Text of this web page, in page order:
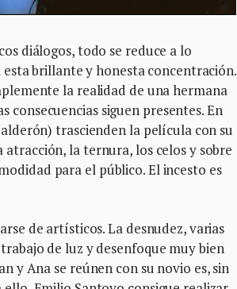
diálogos, todo se reduce a lo
brillante y honesta concentración.
la realidad de una hermana
siguen presentes. En
trascienden la película con su
la ternura, los celos y sobre
para el público. El incesto es
de artísticos. La desnudez, varias
de luz y desenfoque muy bien
y Ana se reúnen con su novio es, sin